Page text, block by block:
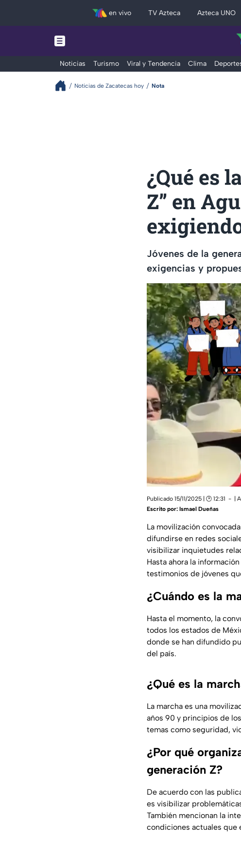
en vivo TV Azteca Azteca UNO
Noticias Turismo Viral y Tendencia Clima
Noticias de Zacatecas hoy Nota
¿Qué es
Z” en
Jóvenes de la
exigencias y
Publicado 15/11/2025 | 🕑 12:31 |
Escrito por: Ismael Dueñas
La movilización
difundirse en redes
visibilizar inquietudes
Hasta ahora la
testimonios de jóvenes
¿Cuándo es la
Hasta el momento, la
todos los estados de
donde se han difundido
del país.
¿Qué es la
La marcha es una
años 90 y principios de
temas como seguridad,
¿Por qué
generación Z?
De acuerdo con las
es visibilizar
También mencionan la
condiciones actuales que